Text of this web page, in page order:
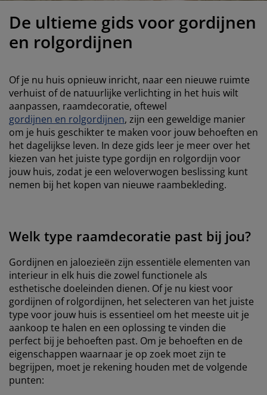
en accessoires
en strijken
De ultieme gids voor gordijnen
en rolgordijnen
Of je nu huis opnieuw inricht, naar een nieuwe ruimte
verhuist of de natuurlijke verlichting in het huis wilt
aanpassen, raamdecoratie, oftewel
gordijnen en rolgordijnen, zijn een geweldige manier
om je huis geschikter te maken voor jouw behoeften en
het dagelijkse leven. In deze gids leer je meer over het
kiezen van het juiste type gordijn en rolgordijn voor
jouw huis, zodat je een weloverwogen beslissing kunt
nemen bij het kopen van nieuwe raambekleding.
Welk type raamdecoratie past bij jou?
Gordijnen en jaloezieën zijn essentiële elementen van
interieur in elk huis die zowel functionele als
esthetische doeleinden dienen. Of je nu kiest voor
gordijnen of rolgordijnen, het selecteren van het juiste
type voor jouw huis is essentieel om het meeste uit je
aankoop te halen en een oplossing te vinden die
perfect bij je behoeften past. Om je behoeften en de
eigenschappen waarnaar je op zoek moet zijn te
begrijpen, moet je rekening houden met de volgende
punten: